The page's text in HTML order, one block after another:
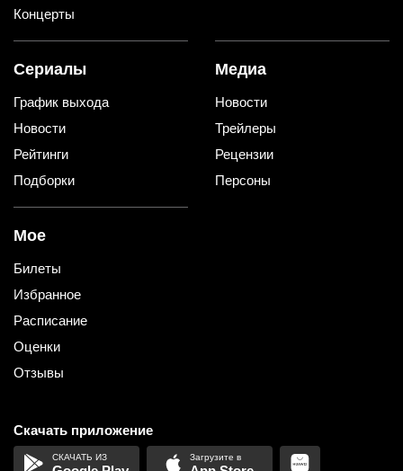
Концерты
Сериалы
График выхода
Новости
Рейтинги
Подборки
Медиа
Новости
Трейлеры
Рецензии
Персоны
Мое
Билеты
Избранное
Расписание
Оценки
Отзывы
Скачать приложение